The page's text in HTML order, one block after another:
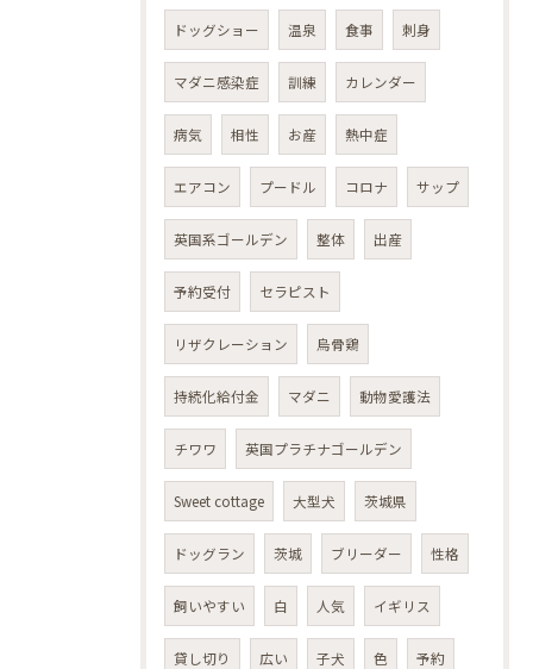
ドッグショー 温泉 食事 刺身
マダニ感染症 訓練 カレンダー
病気 相性 お産 熱中症
エアコン プードル コロナ サップ
英国系ゴールデン 整体 出産
予約受付 セラピスト
リザクレーション 烏骨鶏
持続化給付金 マダニ 動物愛護法
チワワ 英国プラチナゴールデン
Sweet cottage 大型犬 茨城県
ドッグラン 茨城 ブリーダー 性格
飼いやすい 白 人気 イギリス
貸し切り 広い 子犬 色 予約